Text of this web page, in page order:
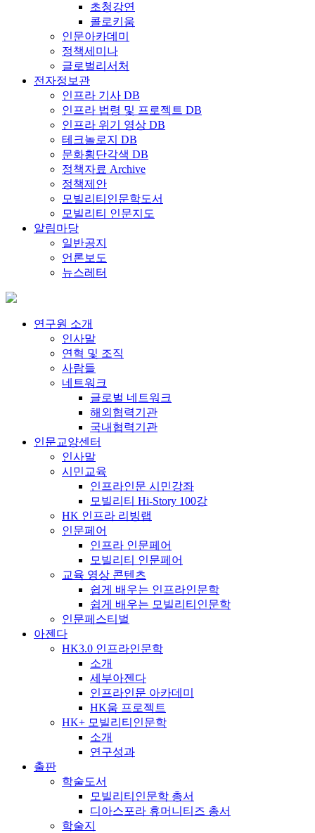
초청강연
콜로키움
인문아카데미
정책세미나
글로벌리서처
전자정보관
인프라 기사 DB
인프라 법령 및 프로젝트 DB
인프라 위기 영상 DB
테크놀로지 DB
문화횡단각색 DB
정책자료 Archive
정책제안
모빌리티인문학도서
모빌리티 인문지도
알림마당
일반공지
언론보도
뉴스레터
연구원 소개
인사말
연혁 및 조직
사람들
네트워크
글로벌 네트워크
해외협력기관
국내협력기관
인문교양센터
인사말
시민교육
인프라인문 시민강좌
모빌리티 Hi-Story 100강
HK 인프라 리빙랩
인문페어
인프라 인문페어
모빌리티 인문페어
교육 영상 콘텐츠
쉽게 배우는 인프라인문학
쉽게 배우는 모빌리티인문학
인문페스티벌
아젠다
HK3.0 인프라인문학
소개
세부아젠다
인프라인문 아카데미
HK움 프로젝트
HK+ 모빌리티인문학
소개
연구성과
출판
학술도서
모빌리티인문학 총서
디아스포라 휴머니티즈 총서
학술지